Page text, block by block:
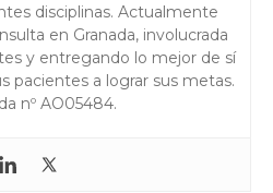
disciplinas. Actualmente
en Granada, involucrada
y entregando lo mejor de sí
pacientes a lograr sus metas.
nº AO05484.